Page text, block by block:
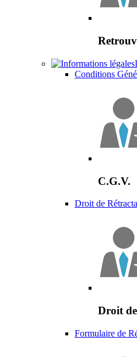
Conditions
C.G.V.
Droit de
Droit
Formulaire de